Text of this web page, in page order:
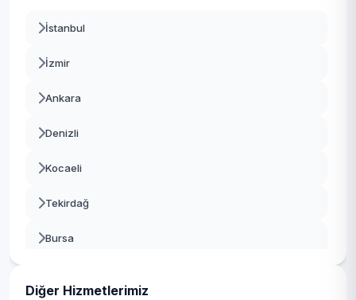
İstanbul
İzmir
Ankara
Denizli
Kocaeli
Tekirdağ
Bursa
Diğer Hizmetlerimiz